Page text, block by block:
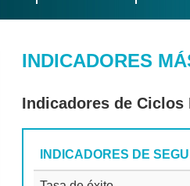
INDICADORES
Indicadores de
INDICADORES DE